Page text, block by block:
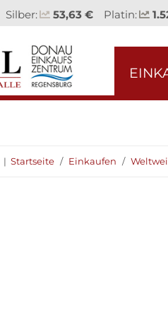
Silber: 53,63 € Platin:
Startseite Einkaufen